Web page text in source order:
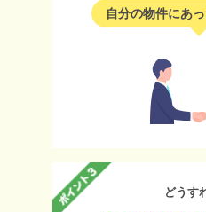
自分の物件にあ
どうす